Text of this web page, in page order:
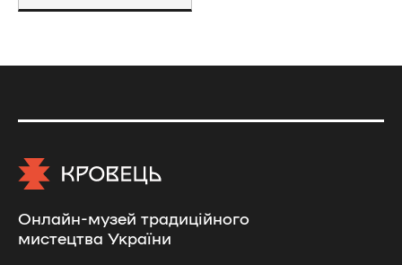
Онлайн-музей традиційного
мистецтва України